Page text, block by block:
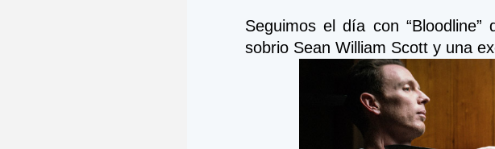
Seguimos el día con
sobrio Sean William Scott y una